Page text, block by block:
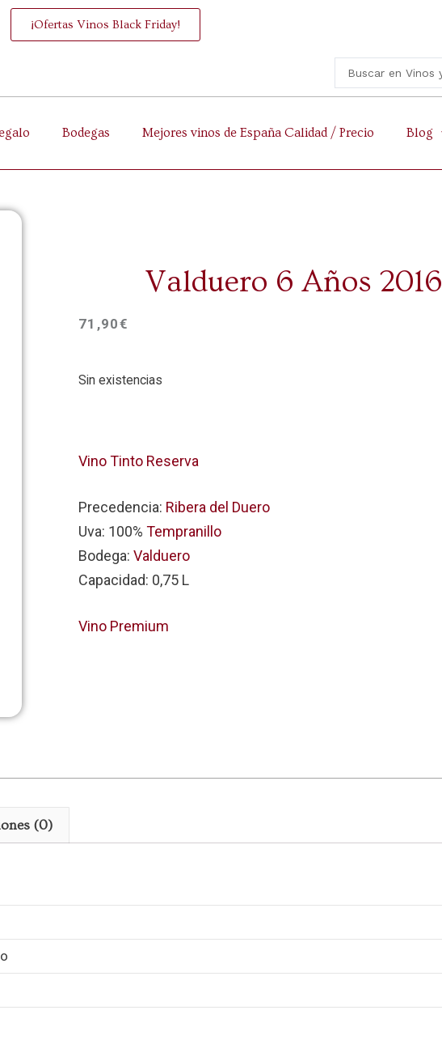
¡Ofertas Vinos Black Friday!
Bodegas Mejores vinos de España Calidad / Precio Blog
Valduero 6 Años 2016
71,90€
Sin existencias
Vino Tinto Reserva
Precedencia: Ribera del Duero
Uva: 100% Tempranillo
Bodega: Valduero
Capacidad: 0,75 L
Vino Premium
(0)